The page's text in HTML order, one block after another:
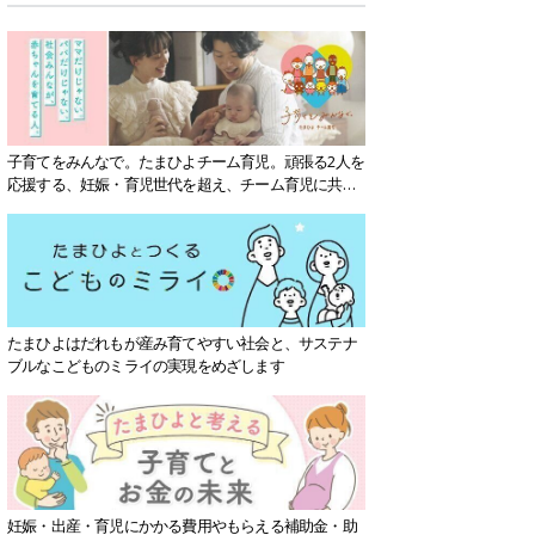
子育てをみんなで。たまひよチーム育児。頑張る2人を
応援する、妊娠・育児世代を超え、チーム育児に共感
たまひよはだれもが産み育てやすい社会と、サステナ
ブルなこどものミライの実現をめざします
妊娠・出産・育児にかかる費用やもらえる補助金・助